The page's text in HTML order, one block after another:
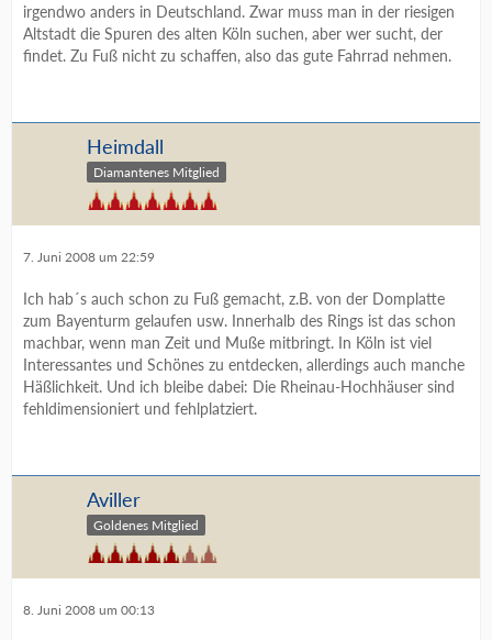
irgendwo anders in Deutschland. Zwar muss man in der riesigen
Altstadt die Spuren des alten Köln suchen, aber wer sucht, der
findet. Zu Fuß nicht zu schaffen, also das gute Fahrrad nehmen.
Heimdall
Diamantenes Mitglied
7. Juni 2008 um 22:59
Ich hab´s auch schon zu Fuß gemacht, z.B. von der Domplatte
zum Bayenturm gelaufen usw. Innerhalb des Rings ist das schon
machbar, wenn man Zeit und Muße mitbringt. In Köln ist viel
Interessantes und Schönes zu entdecken, allerdings auch manche
Häßlichkeit. Und ich bleibe dabei: Die Rheinau-Hochhäuser sind
fehldimensioniert und fehlplatziert.
Aviller
Goldenes Mitglied
8. Juni 2008 um 00:13